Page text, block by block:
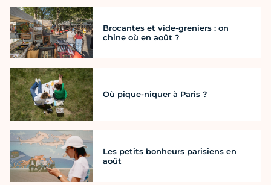
Brocantes et vide-greniers : on
chine où en août ?
Où pique-niquer à Paris ?
Les petits bonheurs parisiens en
août